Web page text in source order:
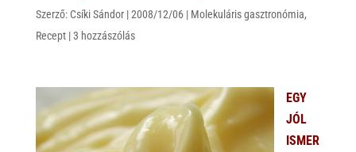
Szerző: Csíki Sándor|2008/12/06| Molekuláris gasztronómia,
Recept|3 hozzászólás
EGY
JÓL
ISMER